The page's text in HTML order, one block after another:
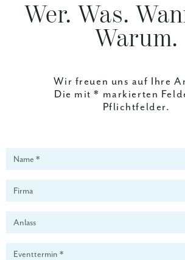
Wer. Was.
Warum.
Wir freuen uns auf Ihre
Die mit * markierten
Pflichtfelder.